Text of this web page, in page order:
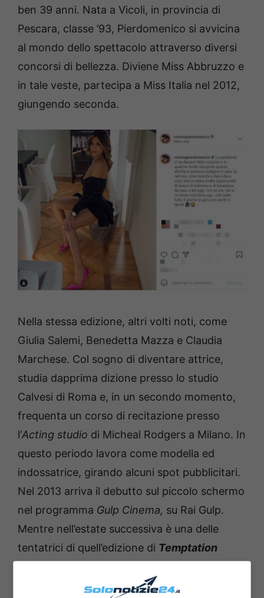
ben 39 anni. Nata a Vicoli, in provincia di
Pescara, classe ’93, Pierdomenico si avvicina
al mondo dello spettacolo attraverso diversi
concorsi di bellezza. Diviene Miss Abbruzzo e
in tale veste, partecipa a Miss Italia nel 2012,
giungendo seconda.
Nella stessa edizione, altri volti noti, come
Giulia Salemi, Benedetta Mazza e Claudia
Marchese. Col sogno di diventare attrice,
studia dapprima dizione presso lo studio
Calvesi di Roma e, in un secondo momento,
frequenta un corso di recitazione presso
l’Acting studio di Micheal Rodgers a Milano. In
questo periodo lavora come modella ed
indossatrice, girando alcuni spot pubblicitari.
Nel 2013 arriva il debutto sul piccolo schermo
nel programma Gulp Cinema, su Rai Gulp.
Mentre nell’estate successiva è una delle
tentatrici di quell’edizione di Temptation
è corteggiatrice del tronista Amedeo Barbato